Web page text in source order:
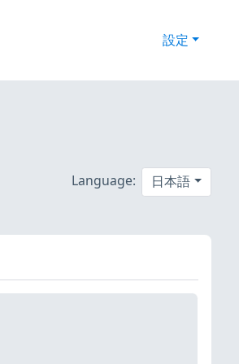
設定
Language: 日本語